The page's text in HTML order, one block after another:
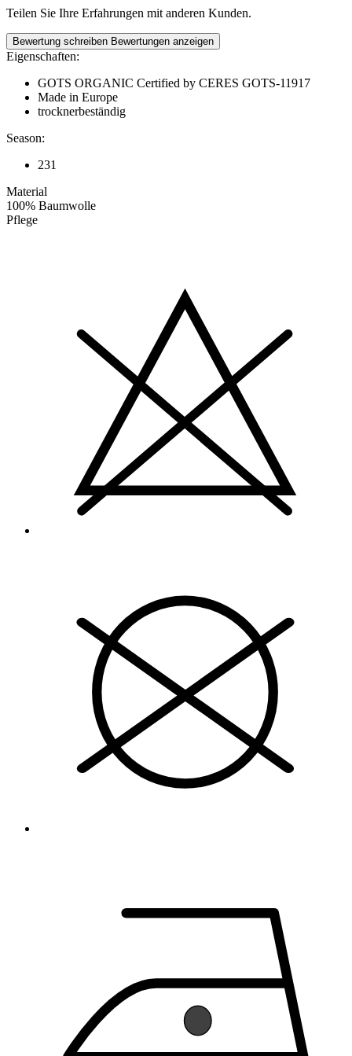
Teilen Sie Ihre Erfahrungen mit anderen Kunden.
Bewertung schreiben Bewertungen anzeigen
Eigenschaften:
GOTS ORGANIC Certified by CERES GOTS-11917
Made in Europe
trocknerbeständig
Season:
231
Material
100% Baumwolle
Pflege